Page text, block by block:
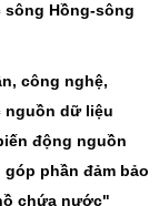
Hồng-sông
công nghệ,
nguồn dữ liệu
động nguồn
phần đảm bảo
chứa nước"